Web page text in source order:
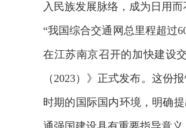
入民族发展脉络，成为日用而
“我国综合交通网总里程超过
在江苏南京召开的加快建设
（2023）》正式发布。这份
时期的国际国内环境，明确